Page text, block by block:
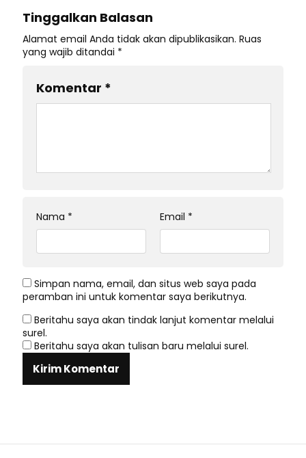
Tinggalkan Balasan
Alamat email Anda tidak akan dipublikasikan. Ruas
yang wajib ditandai *
Komentar *
Nama * Email *
Simpan nama, email, dan situs web saya pada
peramban ini untuk komentar saya berikutnya.
Beritahu saya akan tindak lanjut komentar melalui
surel.
Beritahu saya akan tulisan baru melalui surel.